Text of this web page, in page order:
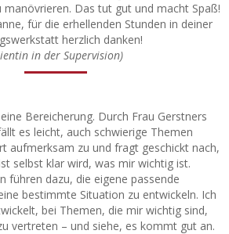
manövrieren. Das tut gut und macht Spaß!
für die erhellenden Stunden in deiner
herzlich danken!
in der Supervision)
Bereicherung. Durch Frau Gerstners
es leicht, auch schwierige Themen
aufmerksam zu und fragt geschickt nach,
selbst klar wird, was mir wichtig ist.
führen dazu, die eigene passende
bestimmte Situation zu entwickeln. Ich
bei Themen, die mir wichtig sind,
vertreten – und siehe, es kommt gut an.